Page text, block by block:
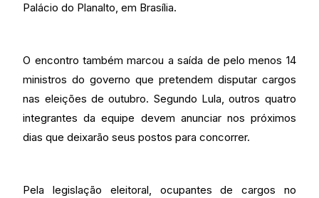
Palácio do Planalto, em Brasília.
O encontro também marcou a saída de pelo menos 14
ministros do governo que pretendem disputar cargos
nas eleições de outubro. Segundo Lula, outros quatro
integrantes da equipe devem anunciar nos próximos
dias que deixarão seus postos para concorrer.
Pela legislação eleitoral, ocupantes de cargos no